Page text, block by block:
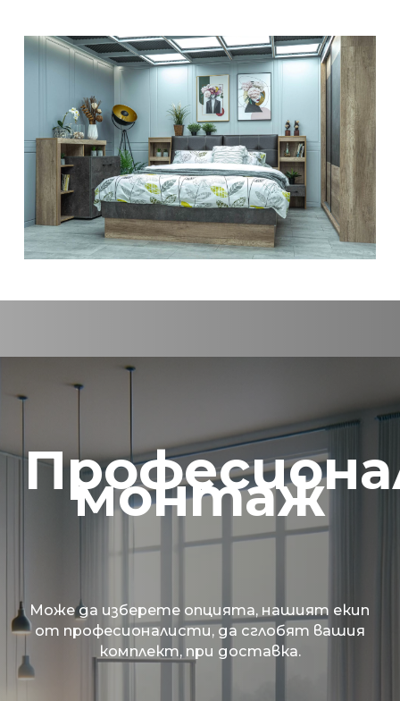
монтаж
Може да изберете опцията, нашият екип
от професионалисти, да сглобят вашия
комплект, при доставка.